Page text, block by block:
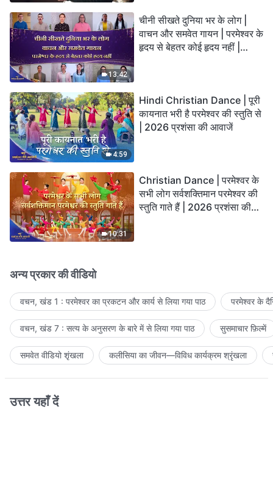
13:42
चीनी सीखते दुनिया भर के लोग |
वाचन और समवेत गायन | परमेश्वर के
हृदय से बेहतर कोई हृदय नहीं |
4:59
Hindi Christian Dance | पूरी
कायनात भरी है परमेश्वर की स्तुति से
| 2026 प्रशंसा की आवाजें
10:31
Christian Dance | परमेश्वर के
सभी लोग सर्वशक्तिमान परमेश्वर की
स्तुति गाते हैं | 2026 प्रशंसा की
अन्य प्रकार की वीडियो
वचन, खंड 1 : परमेश्वर का प्रकटन और कार्य से लिया गया पाठ परमेश्वर के
वचन, खंड 7 : सत्य के अनुसरण के बारे में से लिया गया पाठ सुसमाचार फ़िल्में
समवेत वीडियो शृंखला कलीसिया का जीवन—विविध कार्यक्रम श्रृंखला
उत्तर यहाँ दें